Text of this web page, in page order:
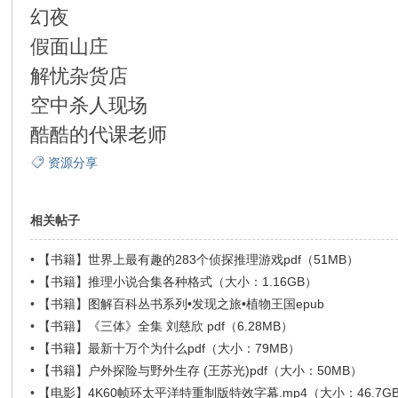
幻夜
假面山庄
解忧杂货店
空中杀人现场
酷酷的代课老师
资源分享
相关帖子
•
【书籍】世界上最有趣的283个侦探推理游戏pdf（51MB）
•
【书籍】推理小说合集各种格式（大小：1.16GB）
•
【书籍】图解百科丛书系列•发现之旅•植物王国epub
•
【书籍】《三体》全集 刘慈欣 pdf（6.28MB）
•
【书籍】最新十万个为什么pdf（大小：79MB）
•
【书籍】户外探险与野外生存 (王苏光)pdf（大小：50MB）
•
【电影】4K60帧环太平洋特重制版特效字幕.mp4（大小：